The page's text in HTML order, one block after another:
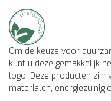
Om de keuze voor
kunt u deze gemakkelijk
logo. Deze producten zijn
materialen, energiezuinig